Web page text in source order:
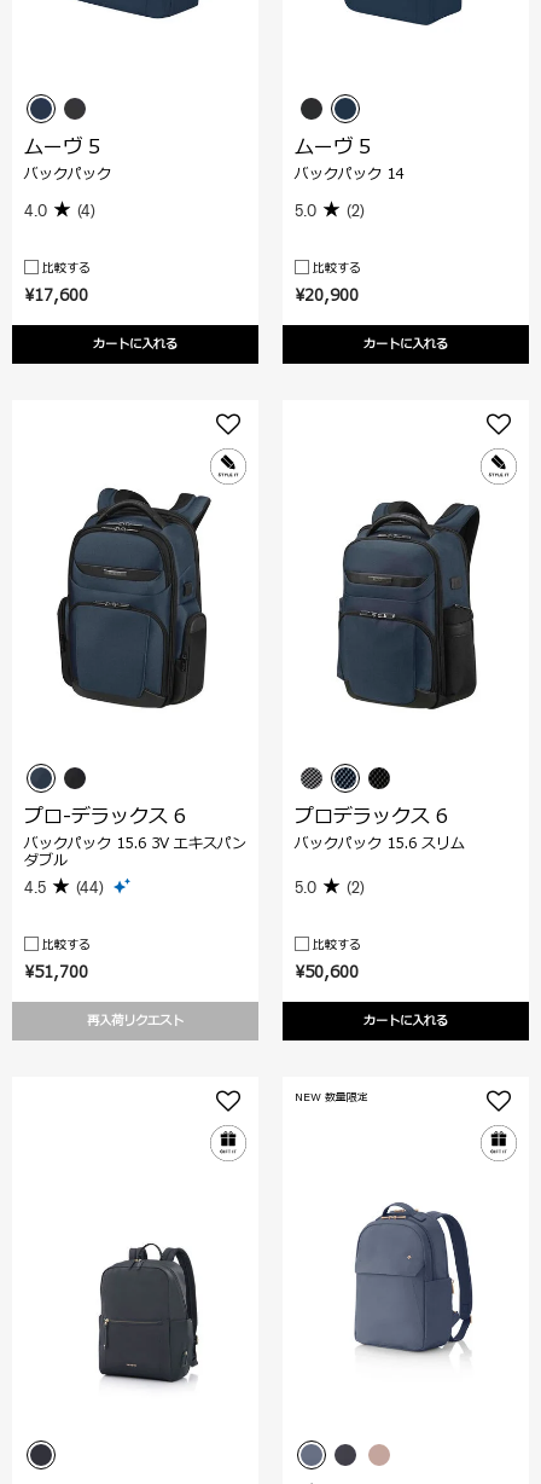
¥17,600
カートに入れる
ムーヴ 5
バックパック
4.0 (4)
比較する
¥20,900
カートに入れる
ムーヴ 5
バックパック 14
5.0 (2)
比較する
¥51,700
再入荷リクエスト
プロ-デラックス 6
バックパック 15.6 3V エキスパン
ダブル
4.5 (44)
比較する
¥50,600
カートに入れる
プロデラックス 6
バックパック 15.6 スリム
5.0 (2)
比較する
NEW 数量限定